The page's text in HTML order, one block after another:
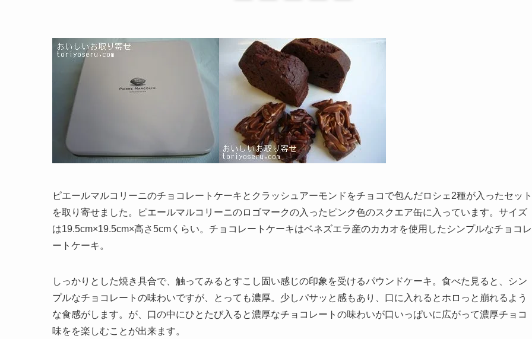
ピエールマルコリーニのチョコレートケーキとクラッシュアーモンドをチョコで包んだロシェ2種が入ったセット
を取り寄せました。ピエールマルコリーニのロゴマークの入ったピンク色のスクエア缶に入っています。サイズ
は19.5cm×19.5cm×高さ5cmくらい。チョコレートケーキはベネズエラ産のカカオを使用したシンプルなチョコレ
ートケーキ。
しっかりとした焼き具合で、触ってみるとすこし固い感じの印象を受けるパウンドケーキ。食べた見ると、シン
プルなチョコレートの味わいですが、とっても濃厚。少しパサッと感もあり、口に入れるとホロっと崩れるよう
な食感がします。が、口の中にひとたび入ると濃厚なチョコレートの味わいが口いっぱいに広がって濃厚チョコ
味をを楽しむことが出来ます。